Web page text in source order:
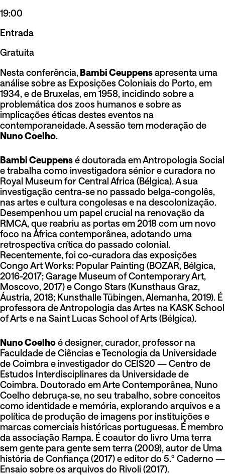
19:00
Entrada
Gratuita
Nesta conferência,Bambi Ceuppensapresenta uma
análise sobre as Exposições Coloniais do Porto, em
1934, e de Bruxelas, em 1958, incidindo sobre a
problemática dos zoos humanos e sobre as
implicações éticas destes eventos na
contemporaneidade. A sessão tem moderação de
Nuno Coelho.
Bambi Ceuppensé doutorada em Antropologia Social
e trabalha como investigadora sénior e curadora no
Royal Museum for Central Africa (Bélgica). A sua
investigação centra-se no passado belga-congolês,
nas artes e cultura congolesas e na descolonização.
Desempenhou um papel crucial na renovação da
RMCA, que reabriu as portas em 2018 com um novo
foco na África contemporânea, adotando uma
retrospectiva crítica do passado colonial.
Recentemente, foi co-curadora das exposições
Congo Art Works: Popular Painting (BOZAR, Bélgica,
2016-2017; Garage Museum of Contemporary Art,
Moscovo, 2017) e Congo Stars (Kunsthaus Graz,
Áustria, 2018; Kunsthalle Tübingen, Alemanha, 2019). É
professora de Antropologia das Artes na KASK School
of Arts e na Saint Lucas School of Arts (Bélgica).
Nuno Coelhoé designer, curador, professor na
Faculdade de Ciências e Tecnologia da Universidade
de Coimbra e investigador do CEIS20 — Centro de
Estudos Interdisciplinares da Universidade de
Coimbra. Doutorado em Arte Contemporânea, Nuno
Coelho debruça‑se, no seu trabalho, sobre conceitos
como identidade e memória, explorando arquivos e a
política de produção de imagens por instituições e
marcas comerciais históricas portuguesas. É membro
da associação Rampa. É coautor do livro Uma terra
sem gente para gente sem terra (2009), autor de Uma
história de Confiança (2017) e editor do 5.º Caderno —
Ensaio sobre os arquivos do Rivoli (2017).